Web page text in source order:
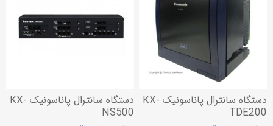
دستگاه سانترال پاناسونیک KX-
TDE200
دستگاه سانترال پاناسونیک KX-
NS500